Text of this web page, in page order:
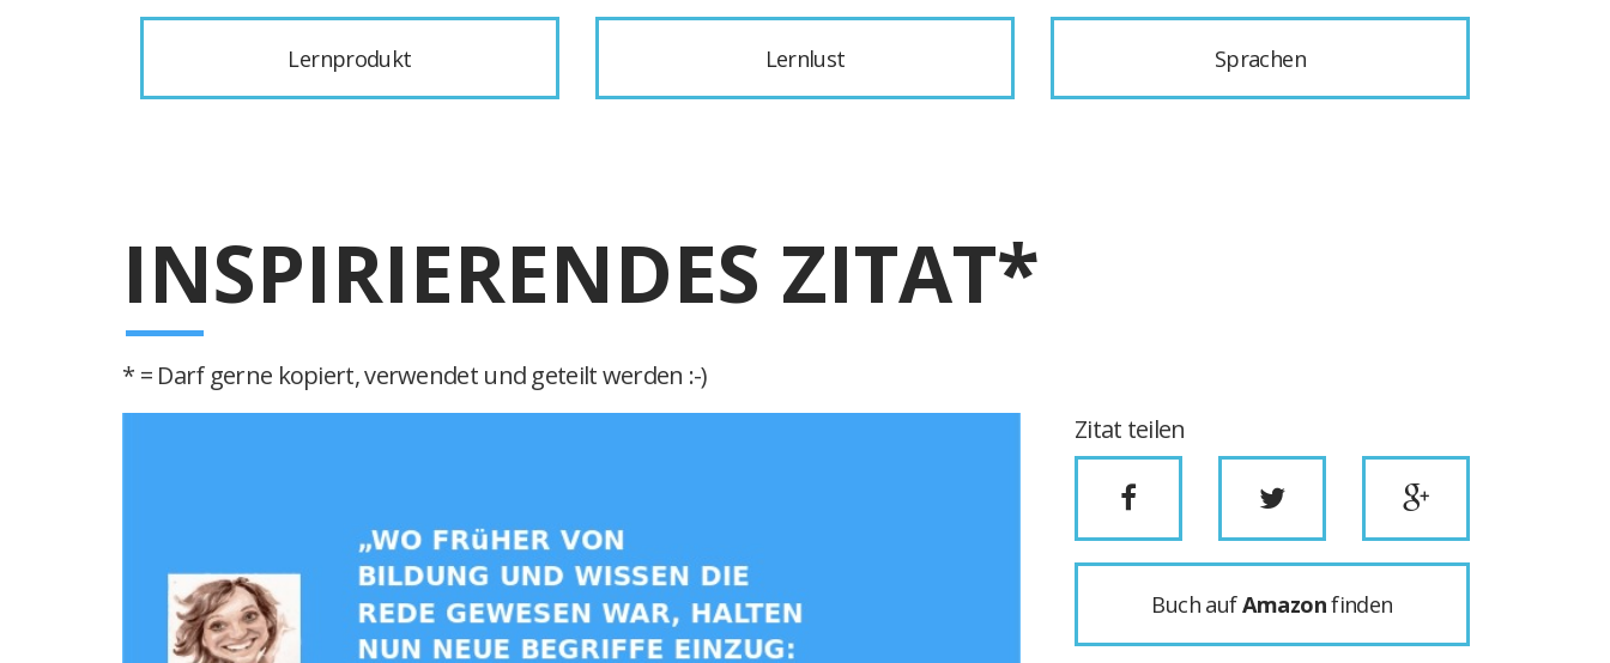
Lernprodukt Lernlust Sprachen
INSPIRIERENDES ZITAT*
* = Darf gerne kopiert, verwendet und geteilt werden :-)
Zitat teilen
Buch aufAmazonfinden